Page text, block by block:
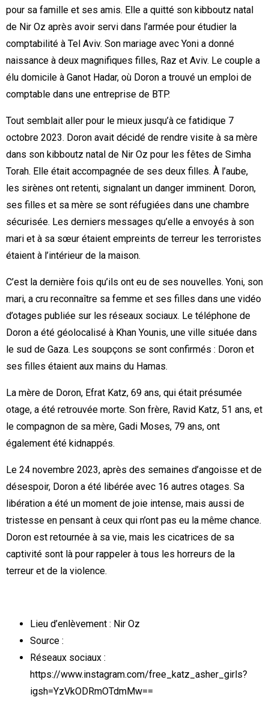
pour sa famille et ses amis. Elle a quitté son kibboutz natal
de Nir Oz après avoir servi dans l’armée pour étudier la
comptabilité à Tel Aviv. Son mariage avec Yoni a donné
naissance à deux magnifiques filles, Raz et Aviv. Le couple a
élu domicile à Ganot Hadar, où Doron a trouvé un emploi de
comptable dans une entreprise de BTP.
Tout semblait aller pour le mieux jusqu’à ce fatidique 7
octobre 2023. Doron avait décidé de rendre visite à sa mère
dans son kibboutz natal de Nir Oz pour les fêtes de Simha
Torah. Elle était accompagnée de ses deux filles. À l’aube,
les sirènes ont retenti, signalant un danger imminent. Doron,
ses filles et sa mère se sont réfugiées dans une chambre
sécurisée. Les derniers messages qu’elle a envoyés à son
mari et à sa sœur étaient empreints de terreur les terroristes
étaient à l’intérieur de la maison.
C’est la dernière fois qu’ils ont eu de ses nouvelles. Yoni, son
mari, a cru reconnaître sa femme et ses filles dans une vidéo
d’otages publiée sur les réseaux sociaux. Le téléphone de
Doron a été géolocalisé à Khan Younis, une ville située dans
le sud de Gaza. Les soupçons se sont confirmés : Doron et
ses filles étaient aux mains du Hamas.
La mère de Doron, Efrat Katz, 69 ans, qui était présumée
otage, a été retrouvée morte. Son frère, Ravid Katz, 51 ans, et
le compagnon de sa mère, Gadi Moses, 79 ans, ont
également été kidnappés.
Le 24 novembre 2023, après des semaines d’angoisse et de
désespoir, Doron a été libérée avec 16 autres otages. Sa
libération a été un moment de joie intense, mais aussi de
tristesse en pensant à ceux qui n’ont pas eu la même chance.
Doron est retournée à sa vie, mais les cicatrices de sa
captivité sont là pour rappeler à tous les horreurs de la
terreur et de la violence.
Lieu d’enlèvement : Nir Oz
Source :
Réseaux sociaux :
https://www.instagram.com/free_katz_asher_girls?
igsh=YzVkODRmOTdmMw==